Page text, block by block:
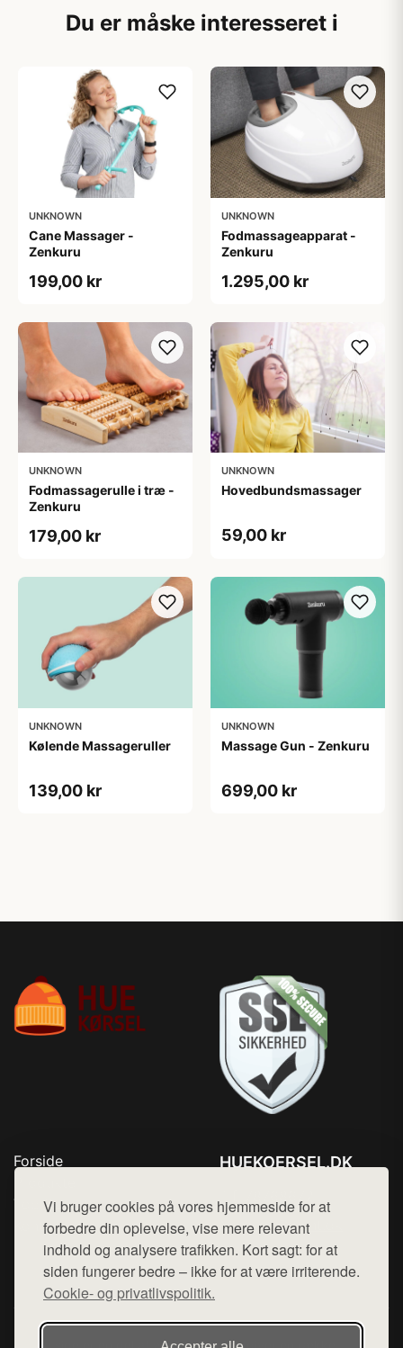
Vi bruger cookies på vores hjemmeside for at
forbedre din oplevelse, vise mere relevant
indhold og analysere trafikken. Kort sagt: for at
siden fungerer bedre – ikke for at være irriterende.
Cookie- og privatlivspolitik.
Du er måske interesseret i
UNKNOWN
Cane Massager -
Zenkuru
199,00 kr
UNKNOWN
Fodmassageapparat -
Zenkuru
1.295,00 kr
UNKNOWN
Fodmassagerulle i træ -
Zenkuru
179,00 kr
UNKNOWN
Hovedbundsmassager
59,00 kr
UNKNOWN
Kølende Massageruller
139,00 kr
UNKNOWN
Massage Gun - Zenkuru
699,00 kr
Forside
Top Rabatter
Kontakt
HUEKOERSEL.DK
Mail: hej@want.dk
Cookie- og privatlivspolitik
Denne side er en del af want.dk, der udgiver en række